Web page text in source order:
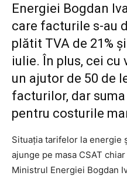
Energiei Bogdan
care facturile s-au
plătit TVA de 21%
iulie. În plus, cei
un ajutor de 50 de
facturilor, dar
pentru costurile
Situația tarifelor la energie
ajunge pe masa CSAT
Ministrul Energiei Bogdan